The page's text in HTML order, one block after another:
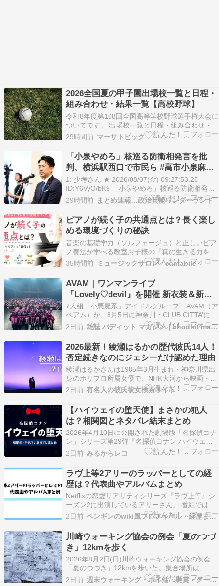
2026全国夏の甲子園出場校一覧と日程・
組み合わせ・結果一覧【高校野球】
令和8年度第108回全国高等学校野球選手権大会に
ついてです。 出場校一覧と日程・組み合わせ・結
果を優勝校までご紹介します。 今年度の選手宣誓
は、八王子実践高校・矢澤陵磨選手です。 令和7
年度の第107回大会についてはこちら、優勝は沖
縄県代表の沖縄尚学が初優勝を飾りました。 出
場…
29時間前 マーサトピック
「小泉やめろ」核巡る防衛相発言を批
判、横浜駅西口で市民ら #高市小泉麻生
めちゃくちゃじゃんニュースdeプロテス
ト
1: 少考さん ★ 2026/08/07(金) 09:27:53.25
ID:Y6VyO/bK9 「小泉やめろ」核巡る防衛相発言
を批判、横浜駅西口で市民らスタンディング 時代
の正体 高市政権考 | 神奈川新聞 神奈川新聞 […]
The post 「小泉やめろ」核巡る防衛相発言を…
29時間前 まとめ速報…政治芸能ワンダーランド
ピアノが続く子の共通点とは？長く楽し
める環境づくりの秘訣
音楽の基礎学力（ソルフェージュ）と正しいピア
ノ奏法が学べる教室お子様の『真の生きる力を育
てる』音楽教室神奈川県横須賀市三春町 京浜急行
線「堀ノ内」徒歩７分スタインウェイでピアノレ
ッスンピアノ・ソルフェージュ教室 カンタービレ
ブログにお越し頂き誠にありがとうございます。
☆:;;…
35時間前 ミュージックサロン cantabile
AVAM｜ワンマンライブ
『Lovely♡devil』を開催 新衣装＆新曲
お披露目、1stミニアルバム＆立川ステ
ージガーデン公演も決定
7人組「小悪魔系」アイドルグループ・AVAM（ア
ベアム）が、8月5日に神奈川・CLUB CITTA’にて
ワンマンライブ『Lovely♡devil』を開催した。 ラ
イブは、初披露となる新曲「Lovely♡devil」で幕
を […]
2日前 雑誌 バディット マガジン｜bhodhit magazine
2026最新！綾瀬はるかの歴代彼氏14人！
否定続きなのにジェシーだけ認めた理由
綾瀬はるかさんは1985年3月生まれ・神奈川県出
身のホリプロ所属女優で、NHK大河から映画・
CMまで第一線で活躍する国民的女優として知ら
れています。 清純派のイメージが強く、デビュー
以来すべての熱愛報道を否定してきましたが、
2024年7月のジェシーさん報道で唯一その流れが
変わり…
2日前 有名人の彼氏彼女検索サイト
【ハイウェイの堕天使】まさかの犯人
は？相関図とネタバレ結末まとめ
2026年4月10日に公開された劇場版「名探偵コナ
ン」シリーズ第29弾『名探偵コナン ハイウェイ
の堕天使』。神奈川県・横浜を舞台に、謎の黒い
バイク「ルシファー」を巡るミステリーサスペン
スです。この記事では、登場人物の相関図とキャ
スト情報、そして結末までのネタバレをまとめて
解説しま…
2日前 みるからレコ
ラヴ上等2アリーのラッパーとしての経
歴は？代表曲やアルバムまとめ
Netflixの恋愛リアリティシリーズ『ラヴ上等』シ
ーズン2に出演しているアリーさん。 番組では、
元自衛隊のラッパー兼モデルとして紹介され、
「感情むき出し 純愛ライマー」というキャッチコ
ピーが付けられています。 恋愛では繊細で感情豊
かな姿を見せていますが、番組へ出演する何年も
前…
2日前 ペンギンのwiki風プロフィール・経歴まとめ
川崎ウォーキング協会の例会「夏のつづ
き」12kmを歩く
2026年8月2日(日)川崎ウォーキング協会の例会
「夏のつづき」12kmを歩いた。集合場所は、横
浜市営地下鉄センター北駅北口1分のセンター北
2日前 週末ウォーキング・ポイ活・懸賞・クーポンのメモ等